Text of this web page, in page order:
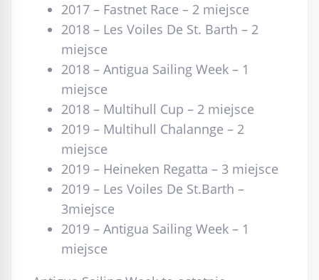
2017 – Fastnet Race – 2 miejsce
2018 – Les Voiles De St. Barth – 2
miejsce
2018 – Antigua Sailing Week – 1
miejsce
2018 – Multihull Cup – 2 miejsce
2019 – Multihull Chalannge – 2
miejsce
2019 – Heineken Regatta – 3 miejsce
2019 – Les Voiles De St.Barth –
3miejsce
2019 – Antigua Sailing Week – 1
miejsce